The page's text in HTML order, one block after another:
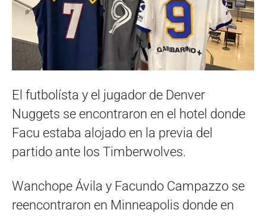
El futbolísta y el jugador de Denver
Nuggets se encontraron en el hotel donde
Facu estaba alojado en la previa del
partido ante los Timberwolves.
Wanchope Ávila y Facundo Campazzo se
reencontraron en Minneapolis donde en